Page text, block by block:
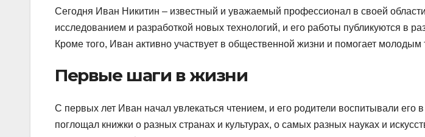
Сегодня Иван Никитин – известный и уважаемый профессионал в своей
исследованием и разработкой новых технологий, и его работы публикуются в
Кроме того, Иван активно участвует в общественной жизни и помогает
Первые шаги в жизни
С первых лет Иван начал увлекаться чтением, и его родители воспитывали его
поглощал книжки о разных странах и культурах, о самых разных науках и